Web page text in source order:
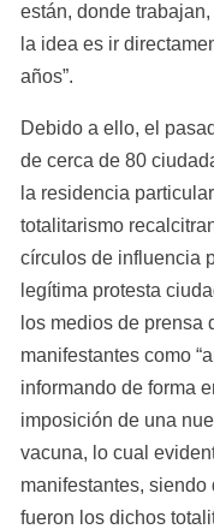
están, donde trabajan,
la idea es ir
años”.
Debido a ello, el
de cerca de 80
la residencia
totalitarismo
círculos de influencia
legítima protesta
los medios de prensa
manifestantes como
informando de forma
imposición de una
vacuna, lo cual
manifestantes,
fueron los dichos